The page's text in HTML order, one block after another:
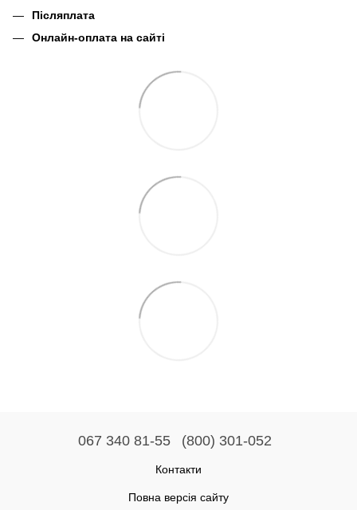
Післяплата
Онлайн-оплата на сайті
067 340 81-55 (800) 301-052
Контакти
Повна версія сайту